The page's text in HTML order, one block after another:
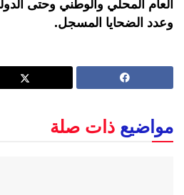
العام المحلي والوطني وحتى
وعدد الضحايا المسجل.
مواضيع ذات صلة